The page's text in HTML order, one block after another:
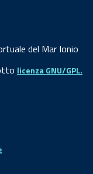
del Mar Ionio
licenza GNU/GPL.